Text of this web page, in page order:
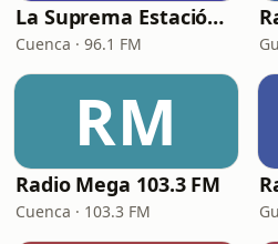
La Suprema Estación 96.1 FM
Cuenca · 96.1 FM
RM
Radio Mega 103.3 FM
Cuenca · 103.3 FM